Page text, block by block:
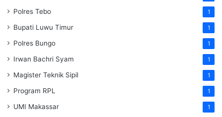
Polres Tebo 1
Bupati Luwu Timur 1
Polres Bungo 1
Irwan Bachri Syam 1
Magister Teknik Sipil 1
Program RPL 1
UMI Makassar 1